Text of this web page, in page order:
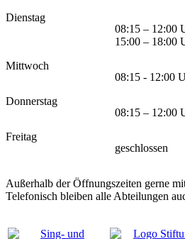
Dienstag
08:15 – 12:00
15:00 – 18:00
Mittwoch
08:15 - 12:00
Donnerstag
08:15 – 12:00
Freitag
geschlossen
Außerhalb der Öffnungszeiten gerne
Telefonisch bleiben alle Abteilungen